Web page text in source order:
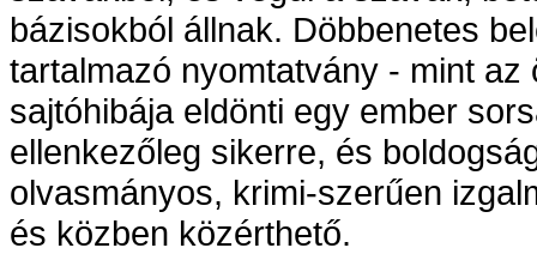
bázisokból állnak. Döbbenetes
tartalmazó nyomtatvány - mint
sajtóhibája eldönti egy ember
ellenkezőleg sikerre, és
olvasmányos, krimi-szerűen
és közben közérthető.